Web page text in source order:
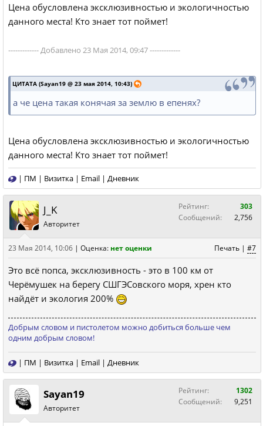
Цена обусловлена эксклюзивностью и экологичностью
данного места! Кто знает тот поймет!
------------- Добавлено 23 Мая 2014, 09:47 -------------
ЦИТАТА (Sayan19 @ 23 мая 2014, 10:43)
а че цена такая конячая за землю в епенях?
Цена обусловлена эксклюзивностью и экологичностью
данного места! Кто знает тот поймет!
| ПМ | Визитка | Email | Дневник
J_K
Авторитет
Рейтинг:
303
Сообщений:
2,756
Печать | #7
23 Мая 2014, 10:06 | Оценка: нет оценки
Это всё попса, эксклюзивность - это в 100 км от
Черёмушек на берегу СШГЭСовского моря, хрен кто
найдёт и экология 200%
Добрым словом и пистолетом можно добиться больше чем
одним добрым словом!
| ПМ | Визитка | Email | Дневник
Sayan19
Авторитет
Рейтинг:
1302
Сообщений:
9,251